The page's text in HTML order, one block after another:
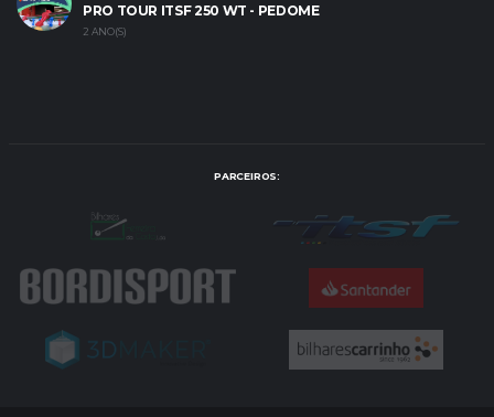
PRO TOUR ITSF 250 WT - PEDOME
2 ANO(S)
PARCEIROS: